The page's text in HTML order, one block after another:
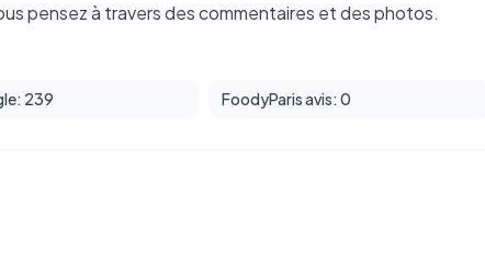
pensez à travers des commentaires et des photos.
239 FoodyParis avis: 0